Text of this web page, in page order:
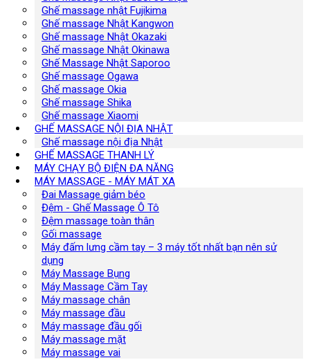
Ghế massage nhật Fujikima
Ghế massage Nhật Kangwon
Ghế massage Nhật Okazaki
Ghế massage Nhật Okinawa
Ghế Massage Nhật Saporoo
Ghế massage Ogawa
Ghế massage Okia
Ghế massage Shika
Ghế massage Xiaomi
GHẾ MASSAGE NỘI ĐỊA NHẬT
Ghế massage nội địa Nhật
GHẾ MASSAGE THANH LÝ
MÁY CHẠY BỘ ĐIỆN ĐA NĂNG
MÁY MASSAGE - MÁY MÁT XA
Đai Massage giảm béo
Đệm - Ghế Massage Ô Tô
Đệm massage toàn thân
Gối massage
Máy đấm lưng cầm tay – 3 máy tốt nhất bạn nên sử
dụng
Máy Massage Bụng
Máy Massage Cầm Tay
Máy massage chân
Máy massage đầu
Máy massage đầu gối
Máy massage mặt
Máy massage vai